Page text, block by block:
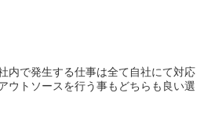
内で発生する仕事は全て自社にて対応
ウトソースを行う事もどちらも良い選